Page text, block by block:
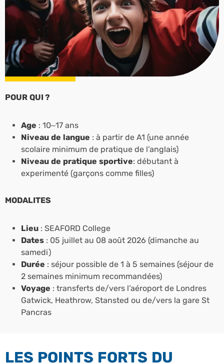
POUR QUI ?
Age : 10–17 ans
Niveau de langue : à partir de A1 (une année
scolaire minimum de pratique de l’anglais)
Niveau de pratique sportive: débutant à
experimenté (garçons comme filles)
MODALITES
Lieu : SEAFORD College
Dates : 05 juillet au 08 août 2026 (dimanche au
samedi)
Durée : séjour possible de 1 à 5 semaines (séjour de
2 semaines minimum recommandées)
Voyage : transferts de/vers l’aéroport de Londres
Gatwick, Heathrow, Stansted ou de/vers la gare St
Pancras
LES POINTS FORTS DU